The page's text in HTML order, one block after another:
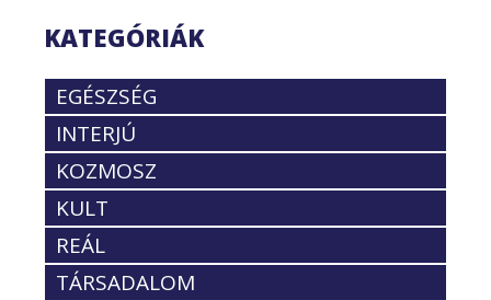
KATEGÓRIÁK
EGÉSZSÉG
INTERJÚ
KOZMOSZ
KULT
REÁL
TÁRSADALOM